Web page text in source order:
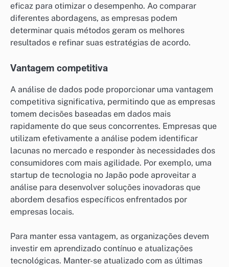
eficaz para otimizar o desempenho. Ao comparar
diferentes abordagens, as empresas podem
determinar quais métodos geram os melhores
resultados e refinar suas estratégias de acordo.
Vantagem competitiva
A análise de dados pode proporcionar uma vantagem
competitiva significativa, permitindo que as empresas
tomem decisões baseadas em dados mais
rapidamente do que seus concorrentes. Empresas que
utilizam efetivamente a análise podem identificar
lacunas no mercado e responder às necessidades dos
consumidores com mais agilidade. Por exemplo, uma
startup de tecnologia no Japão pode aproveitar a
análise para desenvolver soluções inovadoras que
abordem desafios específicos enfrentados por
empresas locais.
Para manter essa vantagem, as organizações devem
investir em aprendizado contínuo e atualizações
tecnológicas. Manter-se atualizado com as últimas